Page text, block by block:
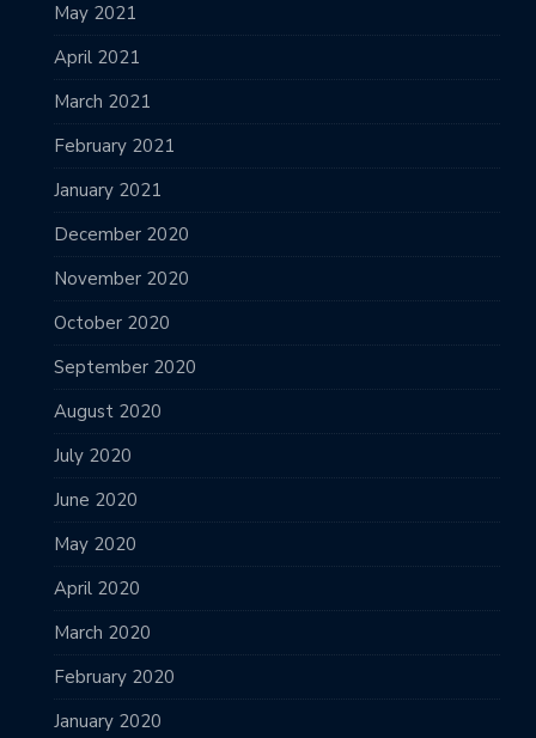
May 2021
April 2021
March 2021
February 2021
January 2021
December 2020
November 2020
October 2020
September 2020
August 2020
July 2020
June 2020
May 2020
April 2020
March 2020
February 2020
January 2020